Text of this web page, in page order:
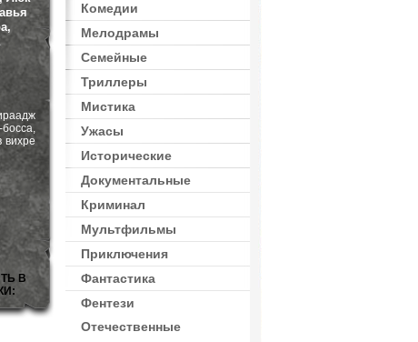
вихре
В
Комедии
Мелодрамы
Семейные
Триллеры
Мистика
Ужасы
Исторические
Документальные
Криминал
Мультфильмы
Приключения
Фантастика
Фентези
Отечественные